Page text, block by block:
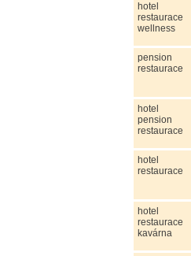
hotel
restaurace
wellness
pension
restaurace
hotel
pension
restaurace
hotel
restaurace
hotel
restaurace
kavárna